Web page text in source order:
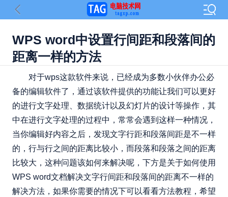
WPS word中设置行间距和段落间的
距离一样的方法
对于wps这款软件来说，已经成为多数小伙伴办公必
备的编辑软件了，通过该软件提供的功能让我们可以更好
的进行文字处理、数据统计以及幻灯片的设计等操作，其
中在进行文字处理的过程中，常常会遇到这样一种情况，
当你编辑好内容之后，发现文字行距和段落间距是不一样
的，行与行之间的距离比较小，而段落和段落之间的距离
比较大，这种问题该如何来解决呢，下方是关于如何使用
WPS word文档解决文字行间距和段落间的距离不一样的
解决方法，如果你需要的情况下可以看看方法教程，希望